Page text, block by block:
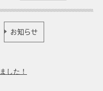
お知らせ
した！